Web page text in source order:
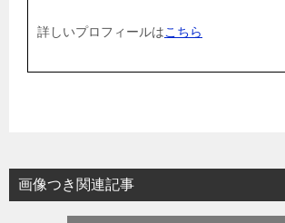
詳しいプロフィールはこちら
画像つき関連記事